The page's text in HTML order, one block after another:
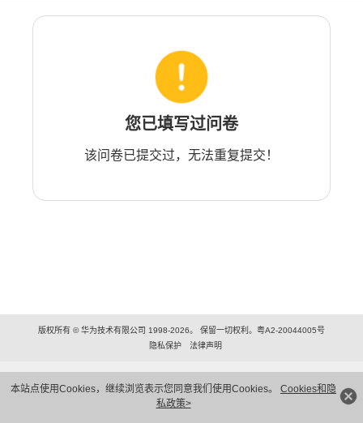
本站点使用Cookies，继续浏览表示您同意我们使用Cookies。 Cookies和隐
私政策>
您已填写过问卷
该问卷已提交过，无法重复提交！
版权所有 © 华为技术有限公司 1998-2026。 保留一切权利。粤A2-20044005号
隐私保护
法律声明